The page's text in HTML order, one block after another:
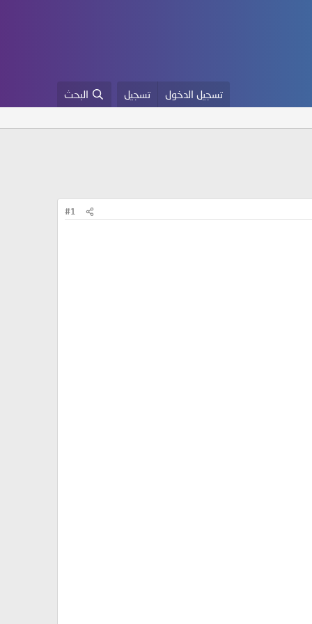
تسجيل الدخول تسجيل البحث
#1